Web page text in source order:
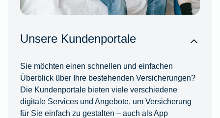
Unsere Kundenportale
Sie möchten einen schnellen und einfachen
Überblick über Ihre bestehenden Versicherungen?
Die Kundenportale bieten viele verschiedene
digitale Services und Angebote, um Versicherung
für Sie einfach zu gestalten – auch als App